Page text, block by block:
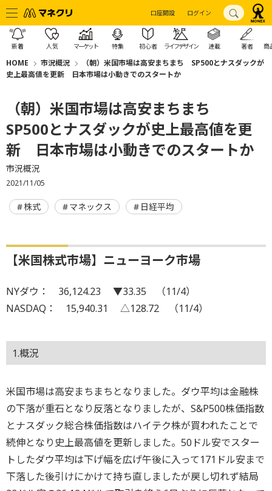
口座開設 ログイン
新着 人気 マーケット 特集 初心者 ライフデザイン 連載 著者 商
HOME 市況概況
（朝）米国市場は高安まちまち SP500とナスダックが
史上最高値を更新 日本市場は小動きでのスタートか
（朝）米国市場は高安まちまち
SP500とナスダックが史上最高値を更
新 日本市場は小動きでのスタートか
市況概況
2021/11/05
株式 マネックス 日経平均
【米国株式市場】ニューヨーク市場
NYダウ： 36,124.23 ▼33.35 （11/4）
NASDAQ： 15,940.31 △128.72 （11/4）
1.概況
米国市場は高安まちまちとなりました。ダウ平均は金融株
の下落が重石となり反落となりましたが、S&P500株価指数
とナスダック総合株価指数はハイテク株が買われたことで
続伸となり史上最高値を更新しました。50ドル安でスター
トしたダウ平均は下げ幅を広げ午後に入って171ドル安まで
下落した後引けにかけて持ち直しましたが戻し切れず結局